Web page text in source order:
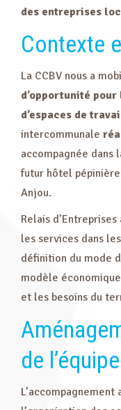
des entreprises
Contexte
La CCBV nous a
d’opportunité pour
d’espaces de
intercommunale
accompagnée
futur hôtel
Anjou.
Relais
les services dans
définition du mode
modèle
et les besoins du
de